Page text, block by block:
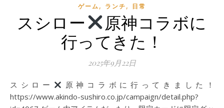
ゲーム, ランチ, 日常
スシロー
原神コラボに
行ってきた！
2025年9月22日
スシロー
原神コラボに行ってきました！
https://www.akindo-sushiro.co.jp/campaign/detail.php?